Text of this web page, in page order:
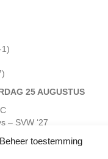
Beheer toestemming
25 AUGUSTUS
– SVW ‘27
KSV